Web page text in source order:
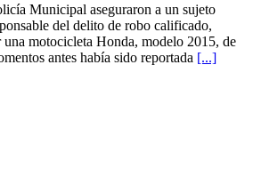
Municipal aseguraron a un sujeto
del delito de robo calificado,
una motocicleta Honda, modelo 2015, de
antes había sido reportada [...]